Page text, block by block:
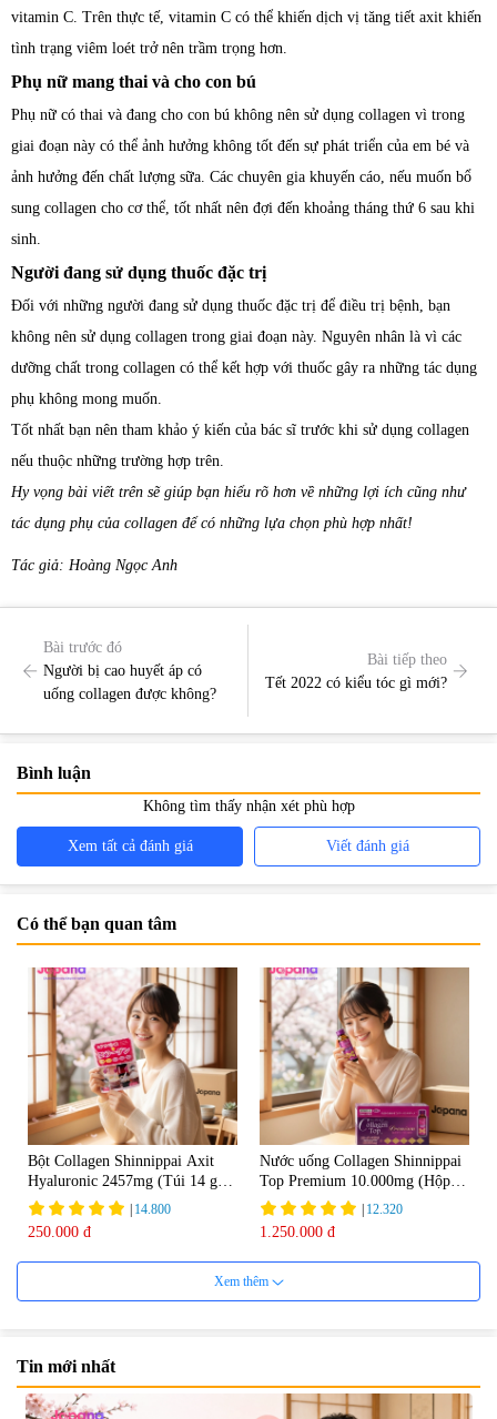
vitamin C. Trên thực tế, vitamin C có thể khiến dịch vị tăng tiết axit khiến
tình trạng viêm loét trở nên trầm trọng hơn.
Phụ nữ mang thai và cho con bú
Phụ nữ có thai và đang cho con bú không nên sử dụng collagen vì trong
giai đoạn này có thể ảnh hưởng không tốt đến sự phát triển của em bé và
ảnh hưởng đến chất lượng sữa. Các chuyên gia khuyến cáo, nếu muốn bổ
sung collagen cho cơ thể, tốt nhất nên đợi đến khoảng tháng thứ 6 sau khi
sinh.
Người đang sử dụng thuốc đặc trị
Đối với những người đang sử dụng thuốc đặc trị để điều trị bệnh, bạn
không nên sử dụng collagen trong giai đoạn này. Nguyên nhân là vì các
dưỡng chất trong collagen có thể kết hợp với thuốc gây ra những tác dụng
phụ không mong muốn.
Tốt nhất bạn nên tham khảo ý kiến của bác sĩ trước khi sử dụng collagen
nếu thuộc những trường hợp trên.
Hy vọng bài viết trên sẽ giúp bạn hiểu rõ hơn về những lợi ích cũng như
tác dụng phụ của collagen để có những lựa chọn phù hợp nhất!
Tác giả: Hoàng Ngọc Anh
Bài trước đó
Người bị cao huyết áp có
uống collagen được không?
Bài tiếp theo
Tết 2022 có kiểu tóc gì mới?
Bình luận
Không tìm thấy nhận xét phù hợp
Xem tất cả đánh giá Viết đánh giá
Có thể bạn quan tâm
Bột Collagen Shinnippai Axit
Hyaluronic 2457mg (Túi 14 gói
x 3g) - Date 04/2027
| 14.800
250.000 đ
Nước uống Collagen Shinnippai
Top Premium 10.000mg (Hộp
10 chai x 50ml)
| 12.320
1.250.000 đ
Xem thêm
Tin mới nhất